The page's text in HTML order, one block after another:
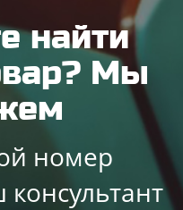
найти
Мы